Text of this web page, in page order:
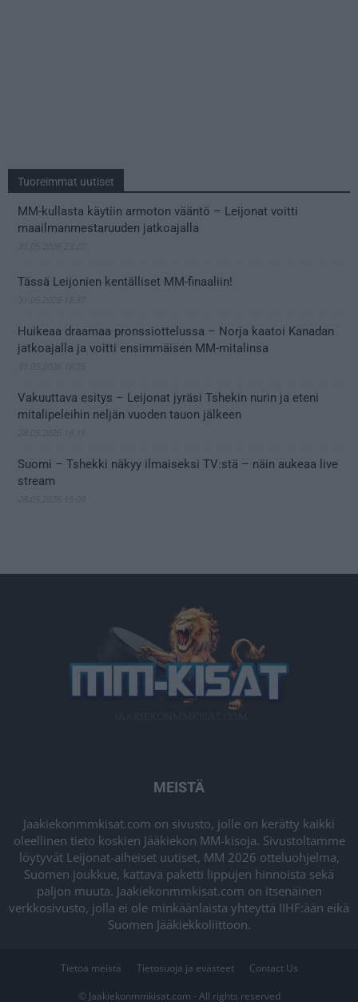
Tuoreimmat uutiset
MM-kullasta käytiin armoton vääntö – Leijonat voitti
maailmanmestaruuden jatkoajalla
Tässä Leijonien kentälliset MM-finaaliin!
Huikeaa draamaa pronssiottelussa – Norja kaatoi Kanadan
jatkoajalla ja voitti ensimmäisen MM-mitalinsa
Vakuuttava esitys – Leijonat jyräsi Tshekin nurin ja eteni
mitalipeleihin neljän vuoden tauon jälkeen
Suomi – Tshekki näkyy ilmaiseksi TV:stä – näin aukeaa live
stream
MEISTÄ
Jaakiekonmmkisat.com on sivusto, jolle on kerätty kaikki
oleellinen tieto koskien Jääkiekon MM-kisoja. Sivustoltamme
löytyvät Leijonat-aiheiset uutiset, MM 2026 otteluohjelma,
Suomen joukkue, kattava paketti lippujen hinnoista sekä
paljon muuta. Jaakiekonmmkisat.com on itsenäinen
verkkosivusto, jolla ei ole minkäänlaista yhteyttä IIHF:ään eikä
Suomen Jääkiekkoliittoon.
Tietoa meistä Tietosuoja ja evästeet Contact Us
© Jaakiekonmmkisat.com - All rights reserved